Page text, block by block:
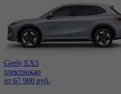
Geely EX5
электрокар
от 67 900 руб.